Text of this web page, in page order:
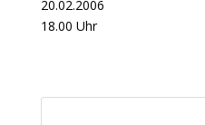
20.02.2006
18.00 Uhr